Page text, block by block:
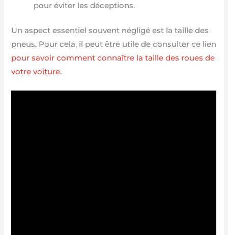
pour éviter les déceptions.
Un aspect essentiel souvent négligé est la taille des
pneus. Pour cela, il peut être utile de consulter ce lien
pour savoir comment connaître la taille des roues de
votre voiture.